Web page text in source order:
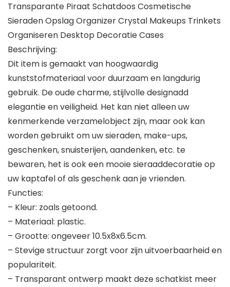
Transparante Piraat Schatdoos Cosmetische
Sieraden Opslag Organizer Crystal Makeups Trinkets
Organiseren Desktop Decoratie Cases
Beschrijving:
Dit item is gemaakt van hoogwaardig
kunststofmateriaal voor duurzaam en langdurig
gebruik. De oude charme, stijlvolle designadd
elegantie en veiligheid. Het kan niet alleen uw
kenmerkende verzamelobject zijn, maar ook kan
worden gebruikt om uw sieraden, make-ups,
geschenken, snuisterijen, aandenken, etc. te
bewaren, het is ook een mooie sieraaddecoratie op
uw kaptafel of als geschenk aan je vrienden.
Functies:
– Kleur: zoals getoond.
– Materiaal: plastic.
– Grootte: ongeveer 10.5x8x6.5cm.
– Stevige structuur zorgt voor zijn uitvoerbaarheid en
populariteit.
– Transparant ontwerp maakt deze schatkist meer